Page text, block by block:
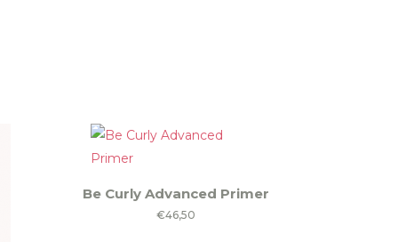
Be Curly Advanced Primer
€46,50